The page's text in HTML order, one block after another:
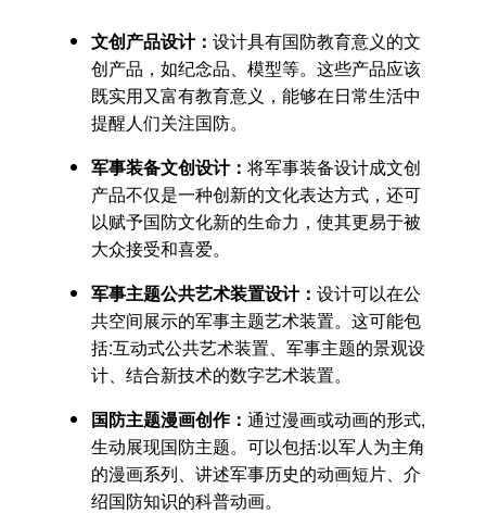
文创产品设计： 设计具有国防教育意义的文
创产品，如纪念品、模型等。这些产品应该
既实用又富有教育意义，能够在日常生活中
提醒人们关注国防。
军事装备文创设计： 将军事装备设计成文创
产品不仅是一种创新的文化表达方式，还可
以赋予国防文化新的生命力，使其更易于被
大众接受和喜爱。
军事主题公共艺术装置设计： 设计可以在公
共空间展示的军事主题艺术装置。这可能包
括:互动式公共艺术装置、军事主题的景观设
计、结合新技术的数字艺术装置。
国防主题漫画创作： 通过漫画或动画的形式,
生动展现国防主题。可以包括:以军人为主角
的漫画系列、讲述军事历史的动画短片、介
绍国防知识的科普动画。